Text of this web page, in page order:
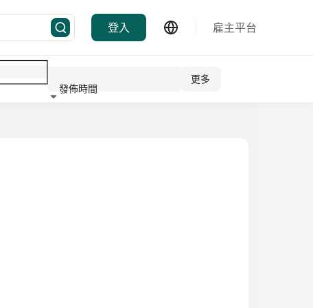
登入 雇主平台
發佈時間
更多